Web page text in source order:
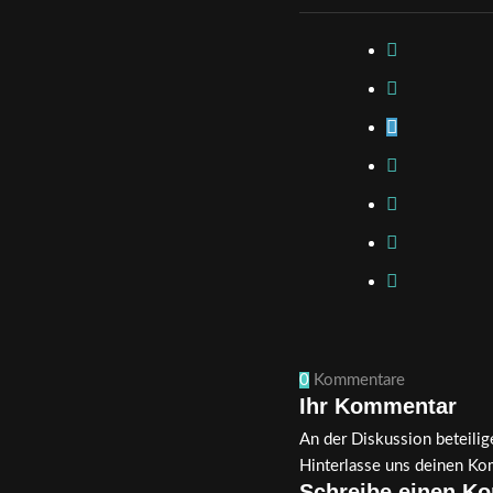
0 Kommentare
Ihr Kommentar
An der Diskussion
Hinterlasse uns deinen